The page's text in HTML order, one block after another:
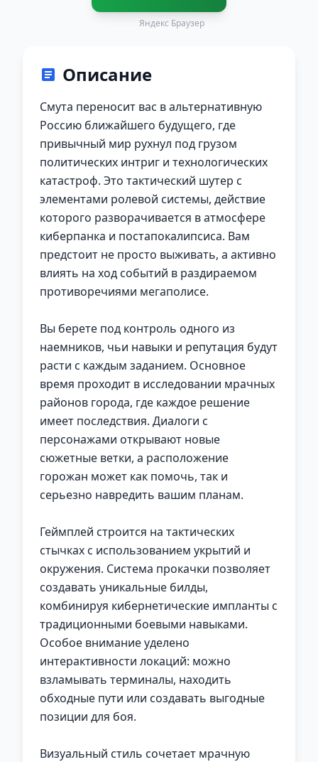
Яндекс Браузер
Описание
Смута переносит вас в альтернативную
Россию ближайшего будущего, где
привычный мир рухнул под грузом
политических интриг и технологических
катастроф. Это тактический шутер с
элементами ролевой системы, действие
которого разворачивается в атмосфере
киберпанка и постапокалипсиса. Вам
предстоит не просто выживать, а активно
влиять на ход событий в раздираемом
противоречиями мегаполисе.
Вы берете под контроль одного из
наемников, чьи навыки и репутация будут
расти с каждым заданием. Основное
время проходит в исследовании мрачных
районов города, где каждое решение
имеет последствия. Диалоги с
персонажами открывают новые
сюжетные ветки, а расположение
горожан может как помочь, так и
серьезно навредить вашим планам.
Геймплей строится на тактических
стычках с использованием укрытий и
окружения. Система прокачки позволяет
создавать уникальные билды,
комбинируя кибернетические импланты с
традиционными боевыми навыками.
Особое внимание уделено
интерактивности локаций: можно
взламывать терминалы, находить
обходные пути или создавать выгодные
позиции для боя.
Визуальный стиль сочетает мрачную